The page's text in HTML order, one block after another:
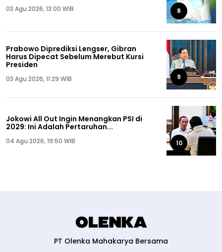
03 Agu 2026, 13:00 WIB 8
Prabowo Diprediksi Lengser, Gibran
Harus Dipecat Sebelum Merebut Kursi
Presiden
03 Agu 2026, 11:29 WIB 9
Jokowi All Out Ingin Menangkan PSI di
2029: Ini Adalah Pertaruhan...
04 Agu 2026, 19:50 WIB 10
PT Olenka Mahakarya Bersama